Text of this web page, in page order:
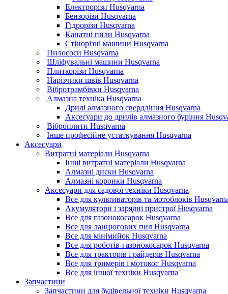
Електрорізи Husqvarna
Бензорізи Husqvarna
Гідрорізи Husqvarna
Канатні пили Husqvarna
Стінорізні машини Husqvarna
Пилососи Husqvarna
Шліфувальні машини Husqvarna
Плиткорізи Husqvarna
Нарізчики швів Husqvarna
Вібротрамбівки Husqvarna
Алмазна техніка Husqvarna
Дрилі алмазного свердління Husqvarna
Аксесуари до дрилів алмазного буріння
Віброплити Husqvarna
Інше професійне устаткування Husqvarna
Аксесуари
Витратні матеріали Husqvarna
Інші витратні матеріали Husqvarna
Алмазні диски Husqvarna
Алмазні коронки Husqvarna
Аксесуари для садової техніки Husqvarna
Все для культиваторів та мотоблоків
Акумулятори і зарядні пристрої Husqvarna
Все для газонокосарок Husqvarna
Все для ланцюгових пил Husqvarna
Все для мінімийок Husqvarna
Все для роботів-газонокосарок Husqvarna
Все для тракторів і райдерів Husqvarna
Все для тримерів і мотокос Husqvarna
Все для іншої техніки Husqvarna
Запчастини
Запчастини для будівельної техніки Husqvarna